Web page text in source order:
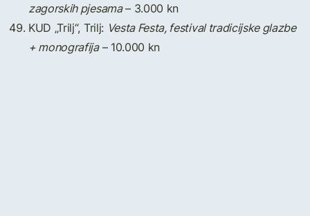
zagorskih pjesama– 3.000 kn
KUD „Trilj“, Trilj: Vesta Festa, festival tradicijske glazbe
+ monografija– 10.000 kn